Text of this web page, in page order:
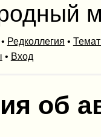
Редколлегия •
• Вход
об